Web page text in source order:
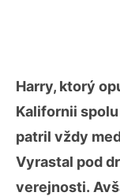
Harry, ktorý
Kalifornii
patril vždy
Vyrastal pod
verejnosti.